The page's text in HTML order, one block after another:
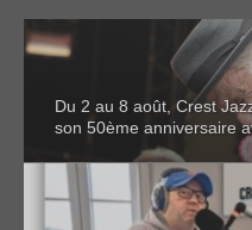
Du 2 au 8 août, Crest
son 50ème anniversaire